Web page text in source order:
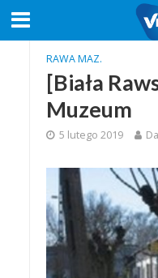
RAWA MAZ.
[Biała
Muzeum
5 lutego 2019